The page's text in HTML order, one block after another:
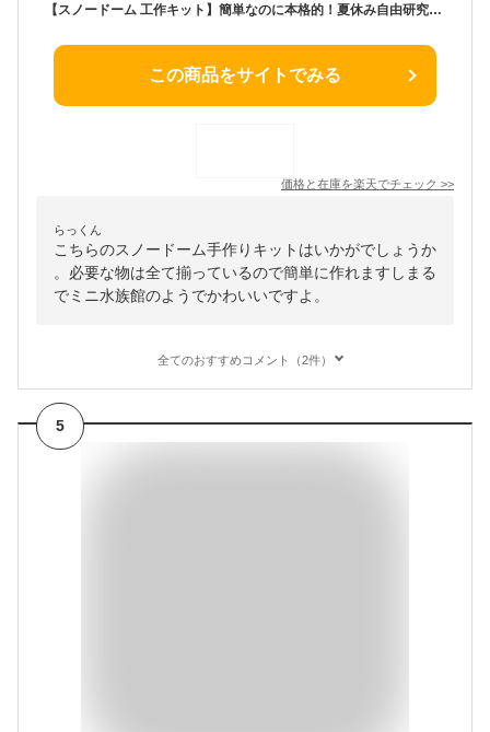
【スノードーム 工作キット】簡単なのに本格的！夏休み自由研究に安心な説明書付！(海の水族館)小学生の女の子男の子向け 低学年 高学年【送料無料】手作りキット 子ども 海のいきもの 材料 親子 宿題 1年生 2年生 3年生 4年生 5年生 6年生 プレゼント
この商品をサイトでみる
価格と在庫を楽天でチェック >>
らっくん
こちらのスノードーム手作りキットはいかがでしょうか
。必要な物は全て揃っているので簡単に作れますしまる
でミニ水族館のようでかわいいですよ。
全てのおすすめコメント（2件）
5